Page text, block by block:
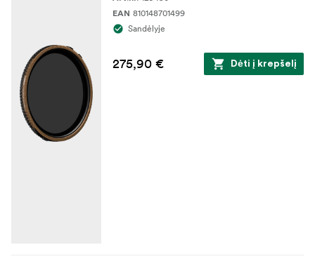
EAN 810148701499
Sandėlyje
275,90 € Dėti į krepšelį